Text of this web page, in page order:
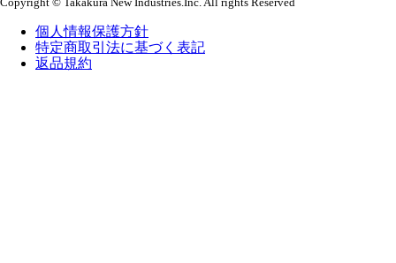
個人情報保護方針
特定商取引法に基づく表記
返品規約